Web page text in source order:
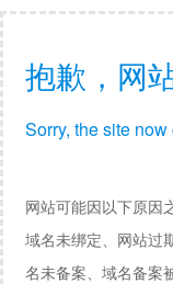
抱歉，网
Sorry, the site
网站可能因以下原因
域名未绑定、网站过
名未备案、域名备案